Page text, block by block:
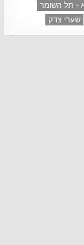
- תל השומר
שערי צדק